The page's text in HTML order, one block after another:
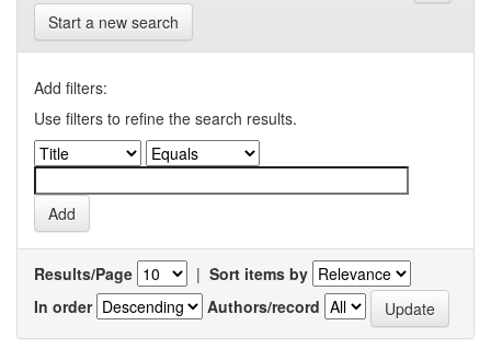
Start a new search
Add filters:
Use filters to refine the search results.
Results/Page | Sort items by
In order
Authors/record